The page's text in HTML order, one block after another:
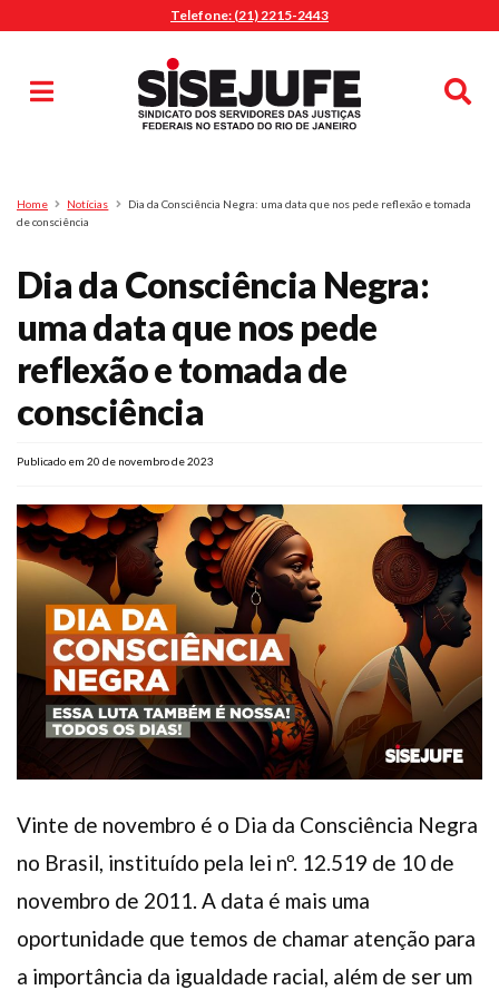
Telefone: (21) 2215-2443
Pesquisa
Home Notícias
Dia da Consciência Negra: uma data que nos pede reflexão e tomada
de consciência
Dia da Consciência Negra:
uma data que nos pede
reflexão e tomada de
consciência
Publicado em 20 de novembro de 2023
Vinte de novembro é o Dia da Consciência Negra
no Brasil, instituído pela lei nº. 12.519 de 10 de
novembro de 2011. A data é mais uma
oportunidade que temos de chamar atenção para
a importância da igualdade racial, além de ser um
MENU
Sindicalize-se
Jurídico
O Sindicato
Agenda
Casa do Alto
Sede Campestre
Nossos Convênios
Gympass Wellhub
Plano de Saúde
Assistência Funeral
Pós-graduação
FacebookInstagramTwitter YoutubeTikTok Whatsapp